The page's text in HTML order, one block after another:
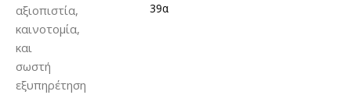
αξιοπιστία,
καινοτομία,
και
σωστή
εξυπηρέτηση
39α